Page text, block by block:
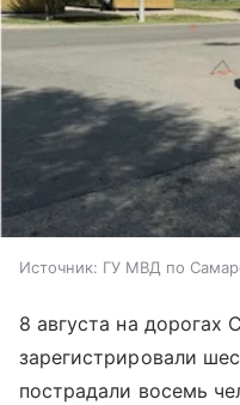
Источник: ГУ МВД по
8 августа на дорогах
зарегистрировали
пострадали восемь